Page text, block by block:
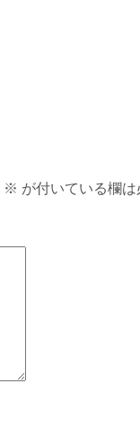
※ が付いている欄